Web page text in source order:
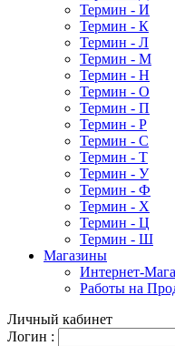
Термин - И
Термин - К
Термин - Л
Термин - М
Термин - Н
Термин - О
Термин - П
Термин - Р
Термин - С
Термин - Т
Термин - У
Термин - Ф
Термин - Х
Термин - Ц
Термин - Ш
Магазины
Интернет-
Работы на
Личный кабинет
Логин :